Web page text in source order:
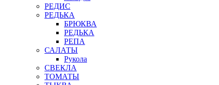
РЕДИС
РЕДЬКА
БРЮКВА
РЕДЬКА
РЕПА
САЛАТЫ
Рукола
СВЕКЛА
ТОМАТЫ